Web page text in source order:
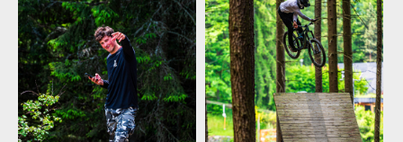
Pozvánka: Shredit Reel 2026 - 13. června v Bikeparku Kopřivná
Pozvánka: Shredit Reel 2026 - 13. června v Bikeparku Kopřivná